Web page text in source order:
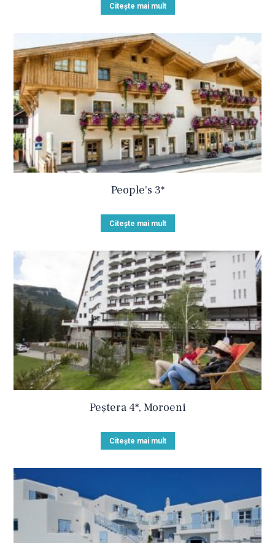
Citește mai mult
People's 3*
Citește mai mult
Peștera 4*, Moroeni
Citește mai mult